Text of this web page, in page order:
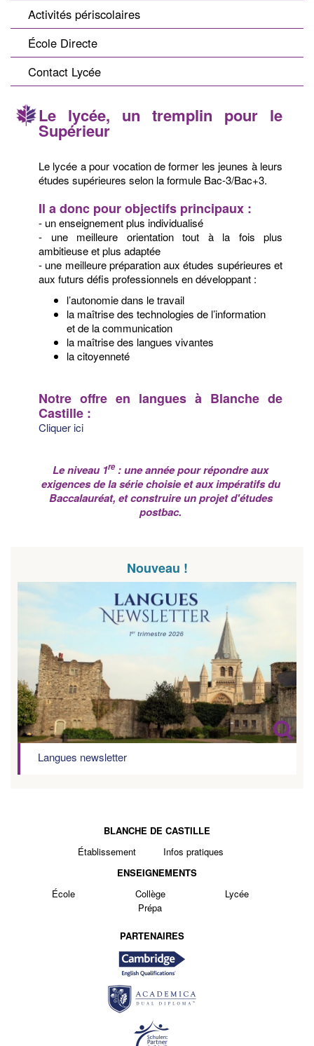
Activités périscolaires
École Directe
Contact Lycée
Le lycée, un tremplin pour le
Supérieur
Le lycée a pour vocation de former les jeunes à leurs
études supérieures selon la formule Bac-3/Bac+3.
Il a donc pour objectifs principaux :
- un enseignement plus individualisé
- une meilleure orientation tout à la fois plus
ambitieuse et plus adaptée
- une meilleure préparation aux études supérieures et
aux futurs défis professionnels en développant :
l’autonomie dans le travail
la maîtrise des technologies de l’information
et de la communication
la maîtrise des langues vivantes
la citoyenneté
Notre offre en langues à Blanche de
Castille :
Cliquer ici
Le niveau 1re: une année pour répondre aux
exigences de la série choisie et aux impératifs du
Baccalauréat, et construire un projet d'études
postbac.
Nouveau !
Langues newsletter
BLANCHE DE CASTILLE
Établissement
Infos pratiques
ENSEIGNEMENTS
École
Collège
Lycée
Prépa
PARTENAIRES